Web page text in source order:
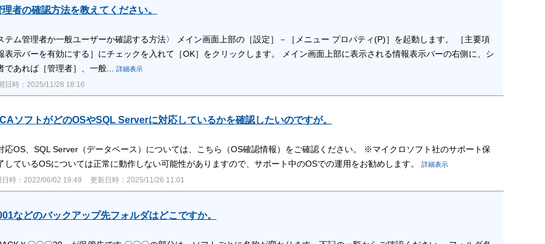
者の確認方法を教えてください。
テム管理者か一般ユーザーか確認する方法〉 メイン画面上部の［設定］－［メニュー プロパティ(P)］を起動します。 ［主要項
表示バーを有効にする］にチェックを入れて［OK］をクリックします。 メイン画面上部に表示される情報表示バーの右側に、シ
であれば［管理者］、一般...
詳細表示
日時：2025/11/28 18:16
ソフトがどのOSやSQL Serverに対応しているかを確認したいのですが。
応OS、SQL Server（データベース）については、こちら（OS確認情報）をご確認ください。 ※マイクロソフト社のサポート保
しているOSについては正常に動作しない可能性がありますので、サポート中のOSでの運用をお勧めします。
詳細表示
日時：2022/06/02 19:49 更新日時：2025/11/26 11:01
などのバックアップ先フォルダはどこですか。